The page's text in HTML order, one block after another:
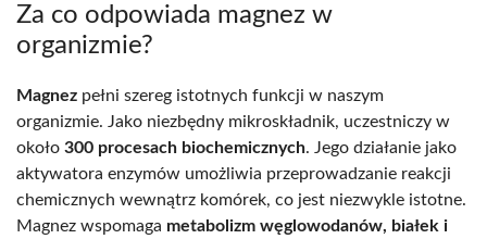
Za co odpowiada magnez w
organizmie?
Magnez pełni szereg istotnych funkcji w naszym
organizmie. Jako niezbędny mikroskładnik, uczestniczy w
około 300 procesach biochemicznych. Jego działanie jako
aktywatora enzymów umożliwia przeprowadzanie reakcji
chemicznych wewnątrz komórek, co jest niezwykle istotne.
Magnez wspomaga metabolizm węglowodanów, białek i